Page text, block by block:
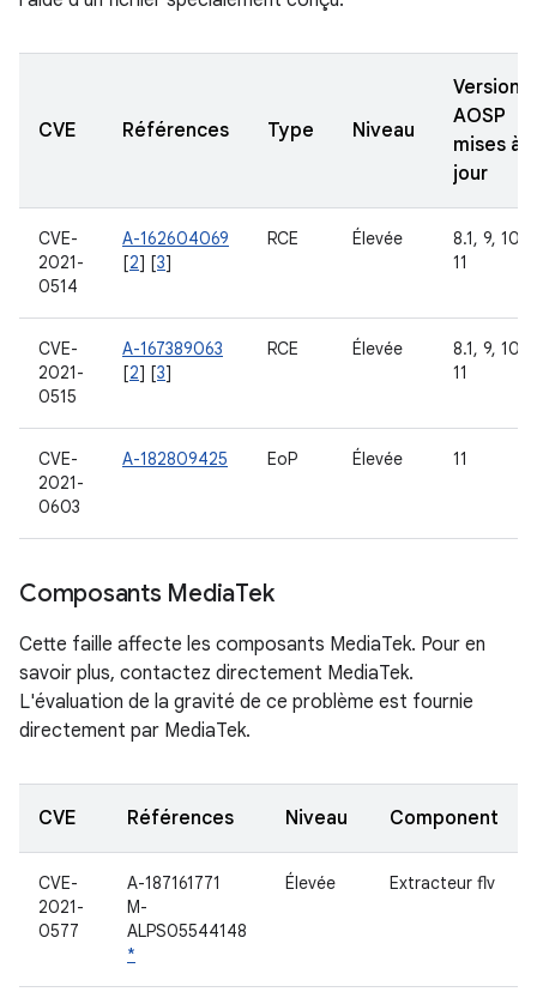
CVE Références Type Niveau
Versions
AOSP
mises à
jour
CVE-
2021-
0514
A-162604069
[2] [3]
RCE Élevée
8.1, 9, 10,
11
CVE-
2021-
0515
A-167389063
[2] [3]
RCE Élevée
8.1, 9, 10,
11
CVE-
2021-
0603
A-182809425 EoP Élevée 11
Composants MediaTek
Cette faille affecte les composants MediaTek. Pour en
savoir plus, contactez directement MediaTek.
L'évaluation de la gravité de ce problème est fournie
directement par MediaTek.
CVE Références Niveau Component
CVE-
2021-
0577
A-187161771
M-
ALPS05544148
*
Élevée Extracteur flv